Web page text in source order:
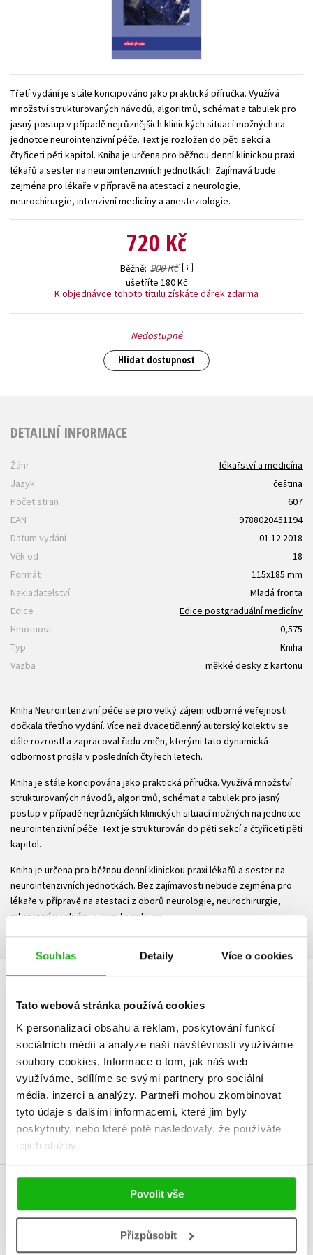
Souhlas Detaily Více o cookies
Tato webová stránka používá cookies
K personalizaci obsahu a reklam, poskytování funkcí
sociálních médií a analýze naší návštěvnosti využíváme
soubory cookies. Informace o tom, jak náš web
využíváme, sdílíme se svými partnery pro sociální
média, inzerci a analýzy. Partneři mohou zkombinovat
tyto údaje s dalšími informacemi, které jim byly
poskytnuty, nebo které poté následovaly, že používáte
jejich služby.
Povolit vše
Přizpůsobit
Zahraniční literatura
Všechny tituly
Třetí vydání je stále koncipováno jako praktická příručka. Využívá
množství strukturovaných návodů, algoritmů, schémat a tabulek pro
jasný postup v případě nejrůznějších klinických situací možných na
jednotce neurointenzivní péče. Text je rozložen do pěti sekcí a
čtyřiceti pěti kapitol. Kniha je určena pro běžnou denní klinickou praxi
lékařů a sester na neurointenzivních jednotkách. Zajímavá bude
zejména pro lékaře v přípravě na atestaci z neurologie,
neurochirurgie, intenzivní medicíny a anesteziologie.
720 Kč
Běžně 900 Kč
ušetříte 180 Kč
K objednávce tohoto titulu získáte dárek zdarma
Nedostupné
Hlídat dostupnost
DETAILNÍ INFORMACE
Žánr
lékařství a medicína
Jazyk
čeština
Počet stran
607
EAN
9788020451194
Datum vydání
01.12.2018
Věk od
18
Formát
115x185 mm
Nakladatelství
Mladá fronta
Edice
Edice postgraduální medicíny
Hmotnost
0,575
Typ
Kniha
Vazba
měkké desky z kartonu
Kniha Neurointenzivní péče se pro velký zájem odborné veřejnosti
dočkala třetího vydání. Více než dvacetičlenný autorský kolektiv se
dále rozrostl a zapracoval řadu změn, kterými tato dynamická
odbornost prošla v posledních čtyřech letech.
Kniha je stále koncipována jako praktická příručka. Využívá množství
strukturovaných návodů, algoritmů, schémat a tabulek pro jasný
postup v případě nejrůznějších klinických situací možných na jednotce
neurointenzivní péče. Text je strukturován do pěti sekcí a čtyřiceti pěti
kapitol.
Kniha je určena pro běžnou denní klinickou praxi lékařů a sester na
neurointenzivních jednotkách. Bez zajímavosti nebude zejména pro
lékaře v přípravě na atestaci z oborů neurologie, neurochirurgie,
intenzivní medicíny a anesteziologie.
V současné době nejsou vytvořena žádná uživatelská hodnocení.
Vaše hodnocení
Uživatelskou recenzi mohou vkládat pouze registrovaní uživatelé
Přihlásit
MOHLO BY VÁS TAKÉ ZAJÍMAT